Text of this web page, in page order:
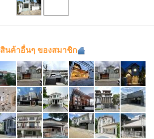
สินค้าอื่นๆ ของสมาชิก